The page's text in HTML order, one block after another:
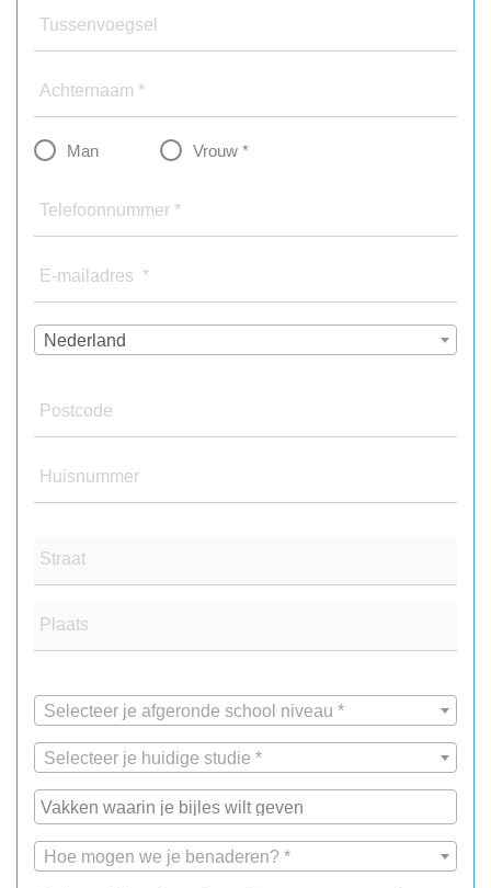
Tussenvoegsel
Achternaam *
Man Vrouw *
Telefoonnummer *
E-mailadres *
Nederland
Postcode
Huisnummer
Straat
Plaats
Selecteer je afgeronde school niveau *
Selecteer je huidige studie *
Hoe mogen we je benaderen? *